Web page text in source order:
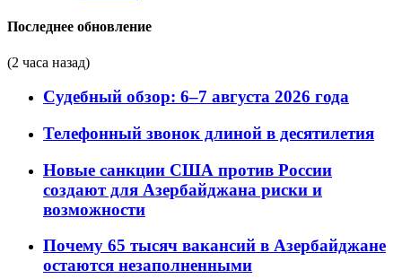
Последнее обновление
(2 часа назад)
Судебный обзор: 6–7 августа 2026 года
Телефонный звонок длиной в десятилетия
Новые санкции США против России
создают для Азербайджана риски и
возможности
Почему 65 тысяч вакансий в Азербайджане
остаются незаполненными